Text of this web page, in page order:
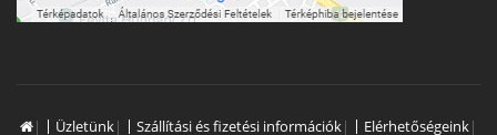
| Üzletünk| Szállítási és fizetési információk| Elérhetőségeink|